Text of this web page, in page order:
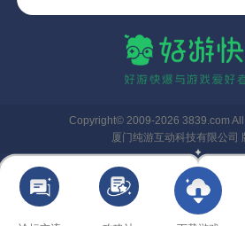
Copyright© 2009-2026 3839.com
厦门纯游互动科技有限公司